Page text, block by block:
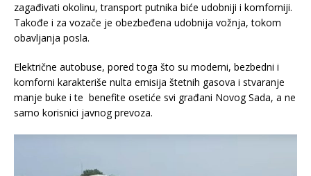
zagađivati okolinu, transport putnika biće udobniji i komforniji.
Takođe i za vozače je obezbeđena udobnija vožnja, tokom
obavljanja posla.
Električne autobuse, pored toga što su moderni, bezbedni i
komforni karakteriše nulta emisija štetnih gasova i stvaranje
manje buke i te benefite osetiće svi građani Novog Sada, a ne
samo korisnici javnog prevoza.